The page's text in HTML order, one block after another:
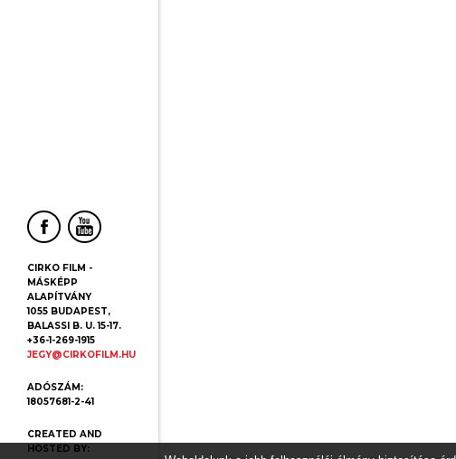
CIRKO FILM -
MÁSKÉPP
ALAPÍTVÁNY
1055 BUDAPEST,
BALASSI B. U. 15-17.
+36-1-269-1915
JEGY@CIRKOFILM.HU
ADÓSZÁM:
18057681-2-41
CREATED AND
HOSTED BY: